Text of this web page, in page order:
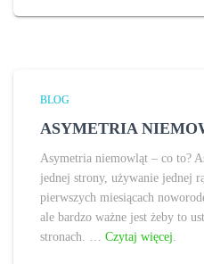
BLOG
ASYMETRIA
Asymetria niemowląt – co to?
jednej strony, używanie jednej
pierwszych miesiącach
ale bardzo ważne jest żeby to
stronach. … Czytaj więcej.